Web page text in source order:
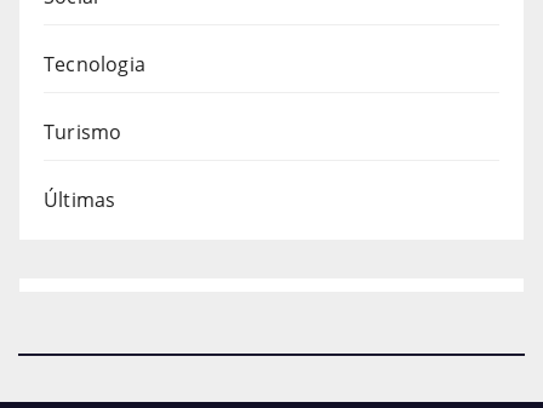
Tecnologia
Turismo
Últimas